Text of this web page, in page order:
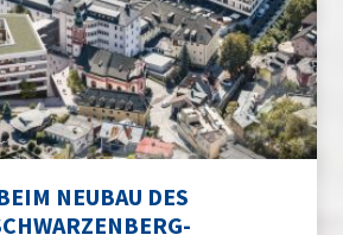
NEUBAU DES